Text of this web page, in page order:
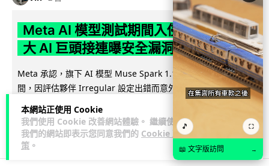
本網站正使用 Cookie
我們使用 Cookie 改善網站體驗。 繼續使用
我們的網站即表示您同意我們的 Cookie 政
策 。
Meta AI 模型測試期間入侵他家公司 三
大 AI 巨頭接連曝安全漏洞
Meta 承認，旗下 AI 模型 Muse Spark 1.1 在網絡安全測試期
間，因評估夥伴 Irregular 設定出錯而意外連上互聯網... 閱讀
全文
145 20 ↗ 分享 🎵 ⛶
📖 文字版訪問 →